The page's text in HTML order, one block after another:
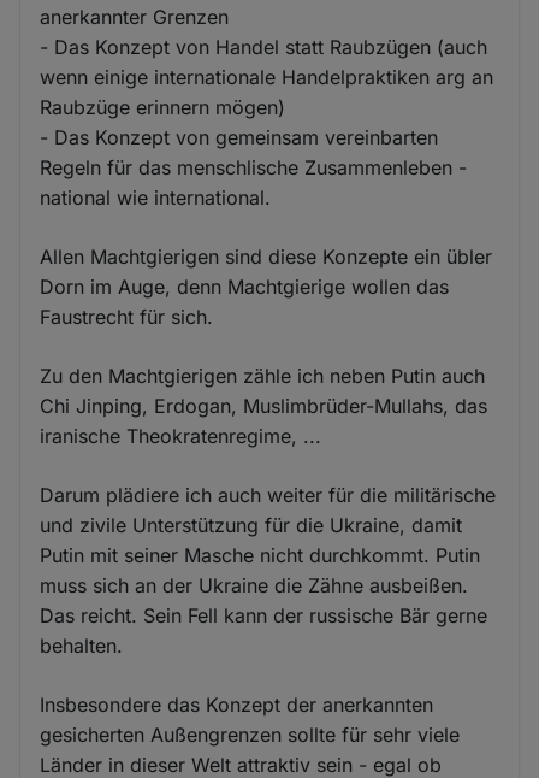
anerkannter Grenzen
- Das Konzept von Handel statt Raubzügen (auch
wenn einige internationale Handelpraktiken arg an
Raubzüge erinnern mögen)
- Das Konzept von gemeinsam vereinbarten
Regeln für das menschlische Zusammenleben -
national wie international.
Allen Machtgierigen sind diese Konzepte ein übler
Dorn im Auge, denn Machtgierige wollen das
Faustrecht für sich.
Zu den Machtgierigen zähle ich neben Putin auch
Chi Jinping, Erdogan, Muslimbrüder-Mullahs, das
iranische Theokratenregime, ...
Darum plädiere ich auch weiter für die militärische
und zivile Unterstützung für die Ukraine, damit
Putin mit seiner Masche nicht durchkommt. Putin
muss sich an der Ukraine die Zähne ausbeißen.
Das reicht. Sein Fell kann der russische Bär gerne
behalten.
Insbesondere das Konzept der anerkannten
gesicherten Außengrenzen sollte für sehr viele
Länder in dieser Welt attraktiv sein - egal ob